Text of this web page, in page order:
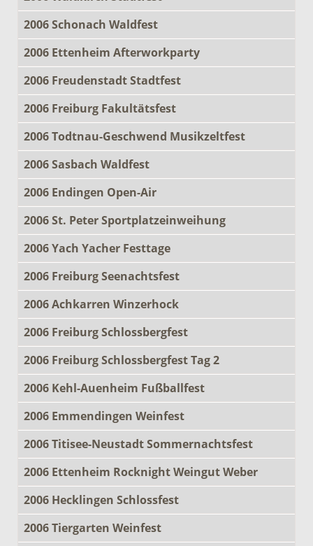
2006 Schonach Waldfest
2006 Ettenheim Afterworkparty
2006 Freudenstadt Stadtfest
2006 Freiburg Fakultätsfest
2006 Todtnau-Geschwend Musikzeltfest
2006 Sasbach Waldfest
2006 Endingen Open-Air
2006 St. Peter Sportplatzeinweihung
2006 Yach Yacher Festtage
2006 Freiburg Seenachtsfest
2006 Achkarren Winzerhock
2006 Freiburg Schlossbergfest
2006 Freiburg Schlossbergfest Tag 2
2006 Kehl-Auenheim Fußballfest
2006 Emmendingen Weinfest
2006 Titisee-Neustadt Sommernachtsfest
2006 Ettenheim Rocknight Weingut Weber
2006 Hecklingen Schlossfest
2006 Tiergarten Weinfest